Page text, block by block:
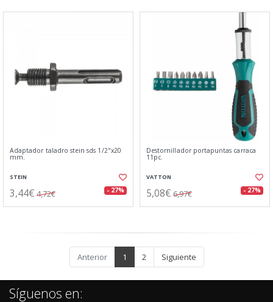
Adaptador taladro stein sds 1/2"x20
mm.
STEIN
3,44€ 4,72€ - 27%
Destornillador portapuntas carraca
11pc.
VATTON
5,08€ 6,97€ - 27%
Anterior 1 2 Siguiente
Síguenos en: